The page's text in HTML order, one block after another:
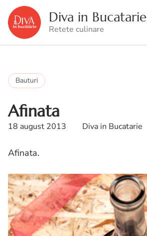
Diva in Bucatarie
Retete culinare
Bauturi
Afinata
18 august 2013 Diva in Bucatarie
Afinata.